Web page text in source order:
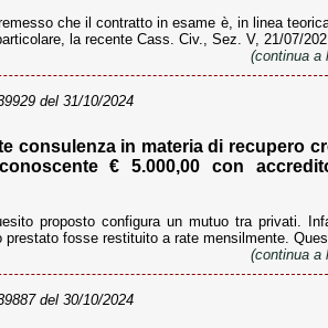
che il contratto in esame è, in linea
la recente Cass. Civ., Sez. V, 21/07/
(continua a
del 31/10/2024
consulenza in materia di recupero
€ 5.000,00 con
proposto configura un mutuo tra privati.
prestato fosse restituito a rate mensilmente.
(continua a
del 30/10/2024